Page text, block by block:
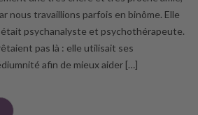
nous travaillions parfois en binôme. Elle
était psychanalyste et psychothérapeute.
pas là : elle utilisait ses
afin de mieux aider […]